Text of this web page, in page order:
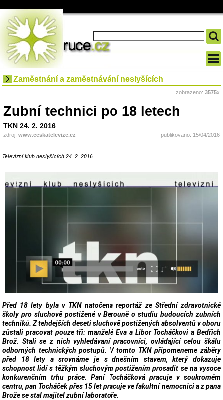
Zaměstnání a zaměstnávání neslyšících
zobrazeno: 3575x
Zubní technici po 18 letech
TKN 24. 2. 2016
zdroj: www.ceskatelevize.cz publikováno: 15/04/2016
Televizní klub neslyšících 24. 2. 2016
Před 18 lety byla v TKN natočena reportáž ze Střední zdravotnické
školy pro sluchově postižené v Berouně o studiu budoucích zubních
techniků. Z tehdejších deseti sluchově postižených absolventů v oboru
zůstali pracovat pouze tři: manželé Eva a Libor Tocháčkovi a Bedřich
Brož. Stali se z nich vyhledávaní pracovníci, ovládající celou škálu
odborných technických postupů. V tomto TKN připomeneme záběry
před 18 lety a srovnáme je s dnešním stavem, který dokazuje
schopnost lidí s těžkým sluchovým postižením prosadit se na vysoce
konkurenčním trhu práce. Paní Tocháčková pracuje v soukromém
centru, pan Tocháček přes 15 let pracuje ve fakultní nemocnici a z pana
Brože se stal majitel zubní laboratoře.